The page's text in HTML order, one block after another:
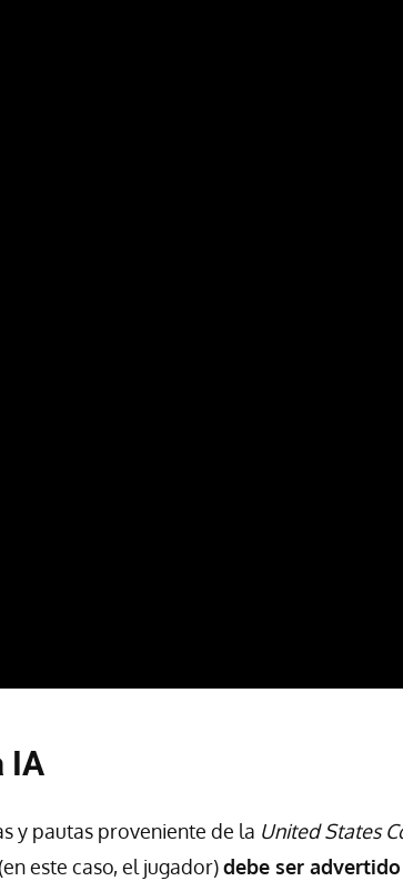
IA
y pautas proveniente de la United States
este caso, el jugador)debe ser